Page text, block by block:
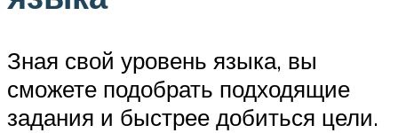
Зная свой уровень языка, вы
сможете подобрать подходящие
задания и быстрее добиться цели.